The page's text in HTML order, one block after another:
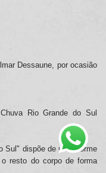
Dessaune, por ocasião
Rio Grande do Sul
Sul" dispõe de um enorme
resto do corpo de forma